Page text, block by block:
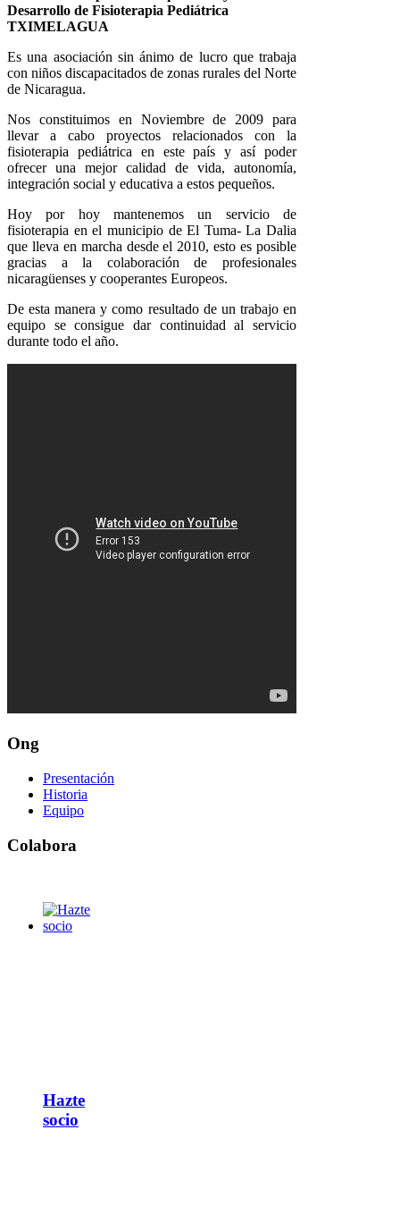
Desarrollo de Fisioterapia Pediátrica
TXIMELAGUA
Es una asociación sin ánimo de lucro que trabaja
con niños discapacitados de zonas rurales del Norte
de Nicaragua.
Nos constituimos en Noviembre de 2009 para
llevar a cabo proyectos relacionados con la
fisioterapia pediátrica en este país y así poder
ofrecer una mejor calidad de vida, autonomía,
integración social y educativa a estos pequeños.
Hoy por hoy mantenemos un servicio de
fisioterapia en el municipio de El Tuma- La Dalia
que lleva en marcha desde el 2010, esto es posible
gracias a la colaboración de profesionales
nicaragüenses y cooperantes Europeos.
De esta manera y como resultado de un trabajo en
equipo se consigue dar continuidad al servicio
durante todo el año.
Ong
Presentación
Historia
Equipo
Colabora
Hazte
socio